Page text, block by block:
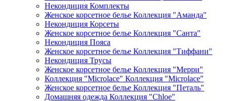
Некондиция Комплекты
Женское корсетное белье Коллекция "Аманда"
Некондиция Корсеты
Женское корсетное белье Коллекция "Санта"
Некондиция Пояса
Женское корсетное белье Коллекция "Тиффани"
Некондиция Трусы
Женское корсетное белье Коллекция "Мерри"
Коллекция "Microlace" Коллекция "Microlace"
Женское корсетное белье Коллекция "Петаль"
Домашняя одежда Коллекция "Chloe"